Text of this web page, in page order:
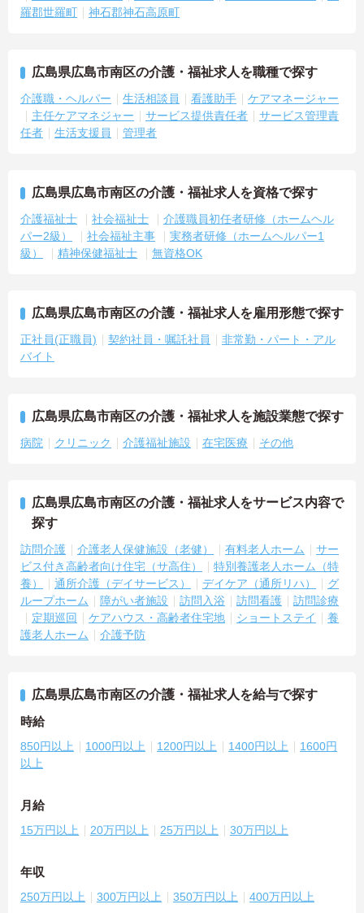
―――――――――――――――
・通勤費全額支給
羅郡世羅町
神石郡神石高原町
広島県広島市南区の介護・福祉求人を職種で探す
介護職・ヘルパー 生活相談員 看護助手
ケアマネージャー
主任ケアマネジャー
サービス提供責任者
サービス管理責
任者
生活支援員 管理者
広島県広島市南区の介護・福祉求人を資格で探す
介護福祉士 社会福祉士
介護職員初任者研修（ホームヘル
パー2級）
社会福祉主事
実務者研修（ホームヘルパー1
級）
精神保健福祉士 無資格OK
広島県広島市南区の介護・福祉求人を雇用形態で探す
正社員(正職員) 契約社員・嘱託社員
非常勤・パート・アル
バイト
広島県広島市南区の介護・福祉求人を施設業態で探す
病院 クリニック 介護福祉施設 在宅医療 その他
広島県広島市南区の介護・福祉求人をサービス内容で
探す
訪問介護 介護老人保健施設（老健） 有料老人ホーム
サー
ビス付き高齢者向け住宅（サ高住）
特別養護老人ホーム（特
養）
通所介護（デイサービス） デイケア（通所リハ）
グ
ループホーム
障がい者施設 訪問入浴 訪問看護
訪問診療
定期巡回
ケアハウス・高齢者住宅地 ショートステイ
養
護老人ホーム
介護予防
広島県広島市南区の介護・福祉求人を給与で探す
時給
850円以上 1000円以上 1200円以上 1400円以上
1600円
以上
月給
15万円以上 20万円以上 25万円以上 30万円以上
年収
250万円以上 300万円以上 350万円以上 400万円以上